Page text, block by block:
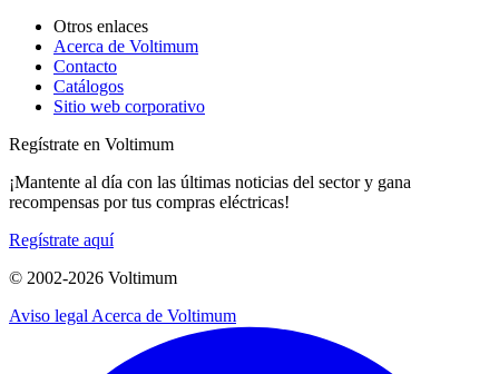
Otros enlaces
Acerca de Voltimum
Contacto
Catálogos
Sitio web corporativo
Regístrate en Voltimum
¡Mantente al día con las últimas noticias del sector y gana
recompensas por tus compras eléctricas!
Regístrate aquí
© 2002-2026 Voltimum
Aviso legal Acerca de Voltimum